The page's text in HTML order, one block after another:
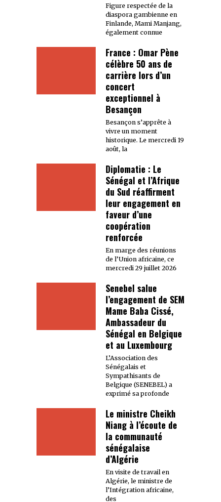
Figure respectée de la
diaspora gambienne en
Finlande, Mami Manjang,
également connue
France : Omar Pène
célèbre 50 ans de
carrière lors d’un
concert
exceptionnel à
Besançon
Besançon s’apprête à
vivre un moment
historique. Le mercredi 19
août, la
Diplomatie : Le
Sénégal et l’Afrique
du Sud réaffirment
leur engagement en
faveur d’une
coopération
renforcée
En marge des réunions
de l’Union africaine, ce
mercredi 29 juillet 2026
Senebel salue
l’engagement de SEM
Mame Baba Cissé,
Ambassadeur du
Sénégal en Belgique
et au Luxembourg
L’Association des
Sénégalais et
Sympathisants de
Belgique (SENEBEL) a
exprimé sa profonde
Le ministre Cheikh
Niang à l’écoute de
la communauté
sénégalaise
d’Algérie
En visite de travail en
Algérie, le ministre de
l’Intégration africaine,
des